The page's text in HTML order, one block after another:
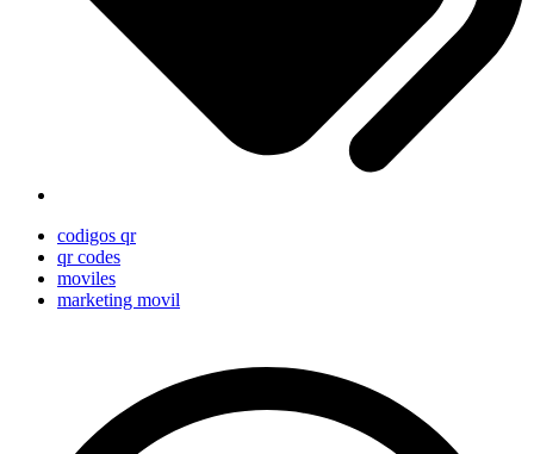
codigos qr
qr codes
moviles
marketing movil